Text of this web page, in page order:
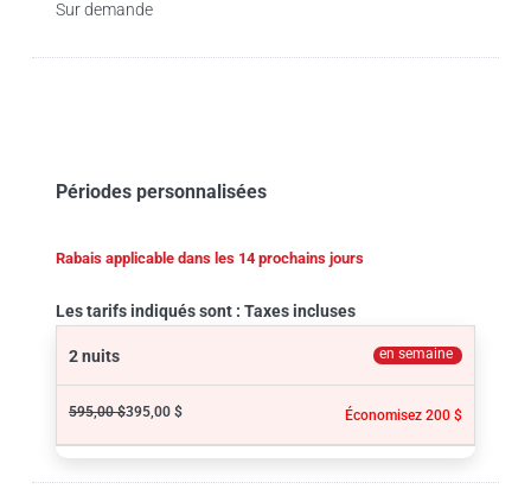
Sur demande
Périodes personnalisées
Rabais applicable dans les 14 prochains jours
Les tarifs indiqués sont : Taxes incluses
2 nuits en semaine
595,00 $395,00 $ Économisez 200 $